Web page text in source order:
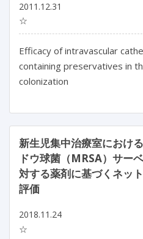
2011.12.31
☆
Efficacy of intravascular
containing preservatives in
colonization
新生児集中治療室におけ
ドウ球菌（MRSA）サー
対する薬剤に基づくネッ
評価
2018.11.24
☆